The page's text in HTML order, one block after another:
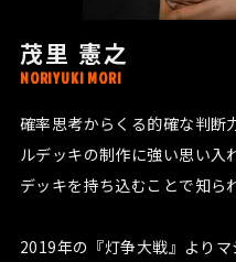
茂里 憲之
NORIYUKI MORI
確率思考からくる的確な判断
ルデッキの制作に強い思い入
デッキを持ち込むことで知ら
2019年の『灯争大戦』より